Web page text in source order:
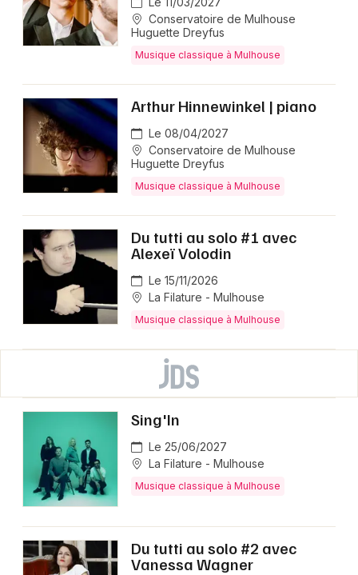
Conservatoire de Mulhouse
Huguette Dreyfus
Musique classique à Mulhouse
Arthur Hinnewinkel | piano
Le 08/04/2027
Conservatoire de Mulhouse
Huguette Dreyfus
Musique classique à Mulhouse
Du tutti au solo #1 avec
Alexeï Volodin
Le 15/11/2026
La Filature - Mulhouse
Musique classique à Mulhouse
Sing'In
Le 25/06/2027
La Filature - Mulhouse
Musique classique à Mulhouse
Du tutti au solo #2 avec
Vanessa Wagner